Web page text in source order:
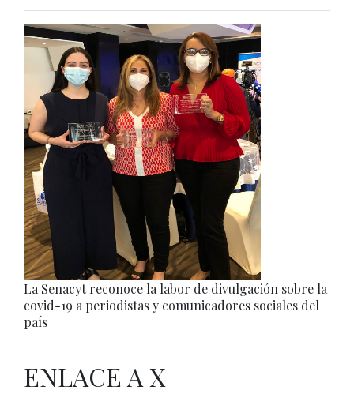
La Senacyt reconoce la labor de divulgación sobre la
covid-19 a periodistas y comunicadores sociales del
país
ENLACE A X